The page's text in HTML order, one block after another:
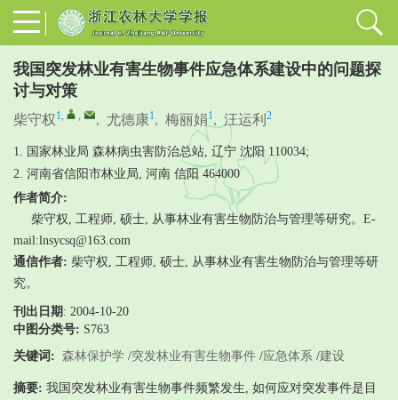
我国突发林业有害生物事件应急体系建设中的问题探
讨与对策
柴守权 1, , , 尤德康1, 梅丽娟1, 汪运利 2
1. 国家林业局 森林病虫害防治总站, 辽宁 沈阳 110034;
2. 河南省信阳市林业局, 河南 信阳 464000
作者简介:
柴守权, 工程师, 硕士, 从事林业有害生物防治与管理等研究。E-
mail:lnsycsq@163.com
通信作者: 柴守权, 工程师, 硕士, 从事林业有害生物防治与管理等研
究。
刊出日期 : 2004-10-20
中图分类号: S763
关键词: 森林保护学 /突发林业有害生物事件 /应急体系 /建设
摘要: 我国突发林业有害生物事件频繁发生, 如何应对突发事件是目